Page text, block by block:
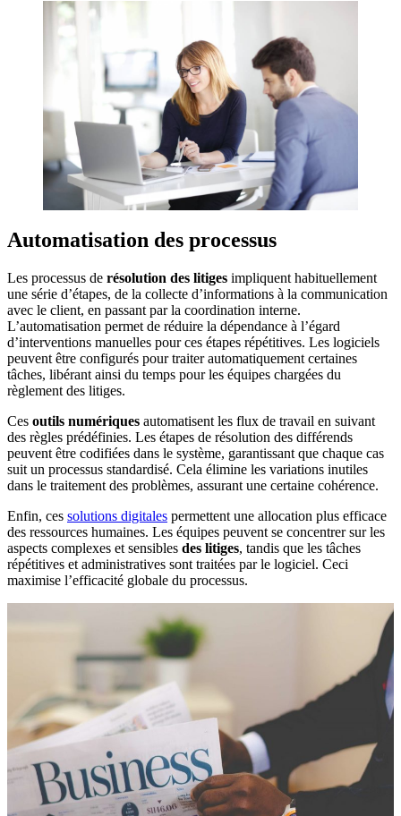
Automatisation des processus
Les processus de résolution des litiges impliquent habituellement
une série d’étapes, de la collecte d’informations à la communication
avec le client, en passant par la coordination interne.
L’automatisation permet de réduire la dépendance à l’égard
d’interventions manuelles pour ces étapes répétitives. Les logiciels
peuvent être configurés pour traiter automatiquement certaines
tâches, libérant ainsi du temps pour les équipes chargées du
règlement des litiges.
Ces outils numériques automatisent les flux de travail en suivant
des règles prédéfinies. Les étapes de résolution des différends
peuvent être codifiées dans le système, garantissant que chaque cas
suit un processus standardisé. Cela élimine les variations inutiles
dans le traitement des problèmes, assurant une certaine cohérence.
Enfin, ces solutions digitales permettent une allocation plus efficace
des ressources humaines. Les équipes peuvent se concentrer sur les
aspects complexes et sensibles des litiges, tandis que les tâches
répétitives et administratives sont traitées par le logiciel. Ceci
maximise l’efficacité globale du processus.